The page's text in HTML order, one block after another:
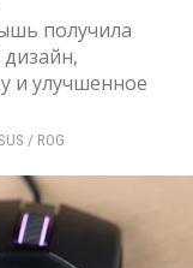
получила
и улучшенное
/ ROG